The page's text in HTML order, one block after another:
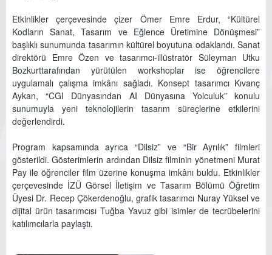
Etkinlikler çerçevesinde çizer Ömer Emre Erdur, “Kültürel
Kodların Sanat, Tasarım ve Eğlence Üretimine Dönüşmesi”
başlıklı sunumunda tasarımın kültürel boyutuna odaklandı. Sanat
direktörü Emre Özen ve tasarımcı-illüstratör Süleyman Utku
Bozkurttarafından yürütülen workshoplar ise öğrencilere
uygulamalı çalışma imkânı sağladı. Konsept tasarımcı Kıvanç
Aykan, “CGI Dünyasından AI Dünyasına Yolculuk” konulu
sunumuyla yeni teknolojilerin tasarım süreçlerine etkilerini
değerlendirdi.
Program kapsamında ayrıca “Dilsiz” ve “Bir Ayrılık” filmleri
gösterildi. Gösterimlerin ardından Dilsiz filminin yönetmeni Murat
Pay ile öğrenciler film üzerine konuşma imkânı buldu. Etkinlikler
çerçevesinde İZÜ Görsel İletişim ve Tasarım Bölümü Öğretim
Üyesi Dr. Recep Çökerdenoğlu, grafik tasarımcı Nuray Yüksel ve
dijital ürün tasarımcısı Tuğba Yavuz gibi isimler de tecrübelerini
katılımcılarla paylaştı.